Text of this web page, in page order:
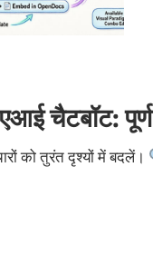
चैटबॉट: पूर्ण
को तुरंत दृश्यों में बदलें।